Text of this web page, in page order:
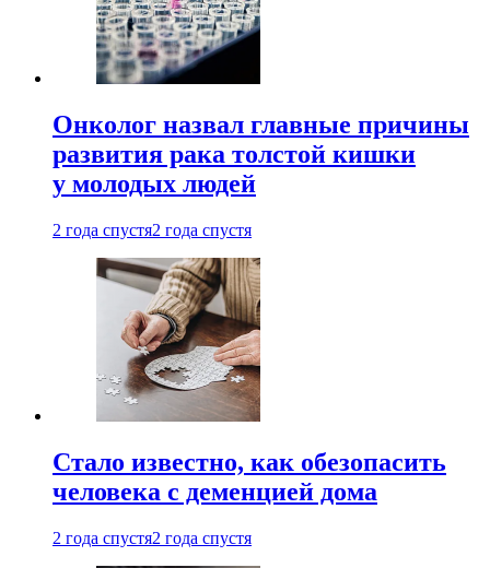
Онколог назвал главные причины
развития рака толстой кишки
у молодых людей
2 года спустя2 года спустя
Стало известно, как обезопасить
человека с деменцией дома
2 года спустя2 года спустя